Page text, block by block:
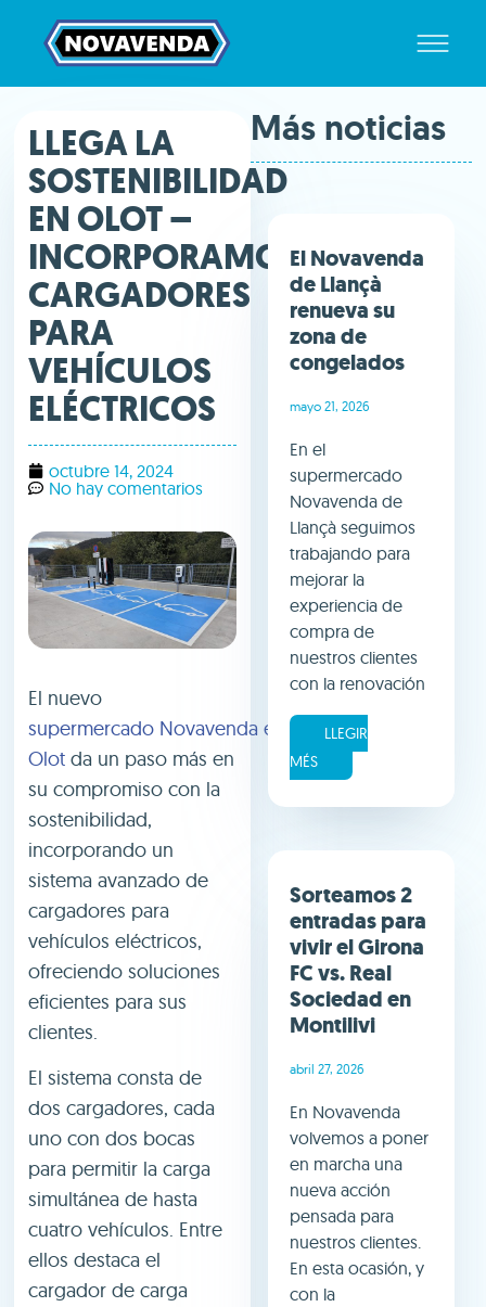
LLEGA LA
SOSTENIBILIDAD
EN OLOT –
INCORPORAMOS
CARGADORES
PARA
VEHÍCULOS
ELÉCTRICOS
octubre 14, 2024
No hay comentarios
El nuevo
supermercado Novavenda en
Olot da un paso más en
su compromiso con la
sostenibilidad,
incorporando un
sistema avanzado de
cargadores para
vehículos eléctricos,
ofreciendo soluciones
eficientes para sus
clientes.
El sistema consta de
dos cargadores, cada
uno con dos bocas
para permitir la carga
simultánea de hasta
cuatro vehículos. Entre
ellos destaca el
cargador de carga
Más noticias
El Novavenda
de Llançà
renueva su
zona de
congelados
mayo 21, 2026
En el
supermercado
Novavenda de
Llançà seguimos
trabajando para
mejorar la
experiencia de
compra de
nuestros clientes
con la renovación
LLEGIR
MÉS
Sorteamos 2
entradas para
vivir el Girona
FC vs. Real
Sociedad en
Montilivi
abril 27, 2026
En Novavenda
volvemos a poner
en marcha una
nueva acción
pensada para
nuestros clientes.
En esta ocasión, y
con la